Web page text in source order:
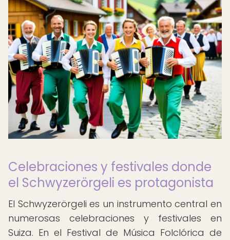
Celebraciones y festivales donde
el Schwyzerörgeli es protagonista
El Schwyzerörgeli es un instrumento central en
numerosas celebraciones y festivales en
Suiza. En el Festival de Música Folclórica de